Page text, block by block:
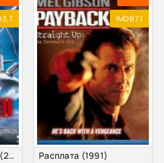
3.7
Предельная глубина (2005)
IMDB 7.1
Расплата (1991)